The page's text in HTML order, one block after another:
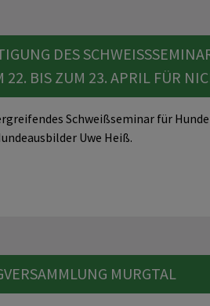
DES
BIS ZUM 23. APRIL FÜR
Schweißseminar für
Uwe Heiß.
MURGTAL